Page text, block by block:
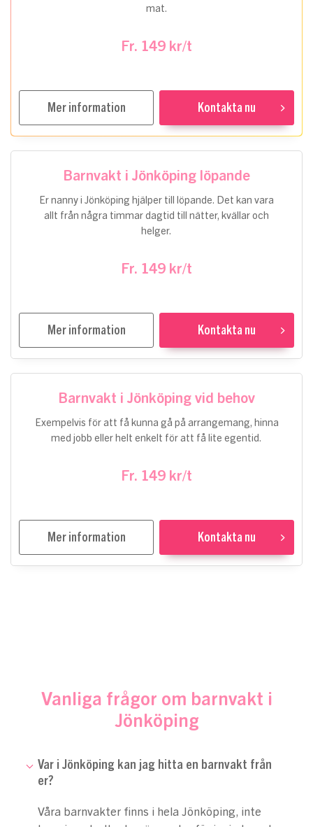
Barnvakt i Jönköping löpande
Er nanny i Jönköping hjälper till löpande. Det kan vara
allt från några timmar dagtid till nätter, kvällar och
helger.
Fr. 149 kr/t
Kontakta nu
Mer information
mat.
Fr. 149 kr/t
Kontakta nu
Mer information
Barnvakt i Jönköping vid behov
Exempelvis för att få kunna gå på arrangemang, hinna
med jobb eller helt enkelt för att få lite egentid.
Fr. 149 kr/t
Kontakta nu
Mer information
Vanliga frågor om barnvakt i
Jönköping
Var i Jönköping kan jag hitta en barnvakt från
er?
Våra barnvakter finns i hela Jönköping, inte